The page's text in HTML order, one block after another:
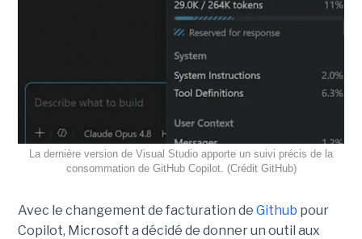
La dernière version de Visual Studio apporte un suivi précis de la
consommation de GitHub Copilot. (Crédit GitHub)
Avec le changement de facturation de Github pour
Copilot, Microsoft a décidé de donner un outil aux